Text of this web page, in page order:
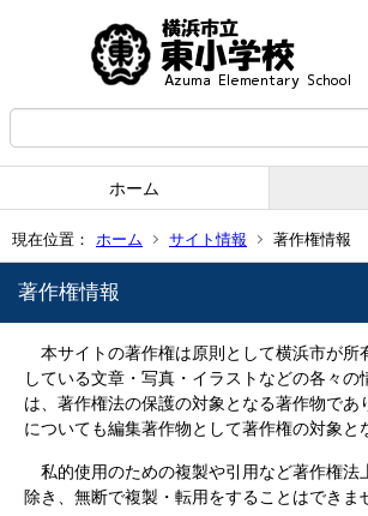
ホーム
現在位置： ホーム サイト情報 著作権情報
著作権情報
本サイトの著作権は原則として横浜市が所
している文章・写真・イラストなどの各々の
は、著作権法の保護の対象となる著作物であ
についても編集著作物として著作権の対象と
私的使用のための複製や引用など著作権法
除き、無断で複製・転用をすることはできま